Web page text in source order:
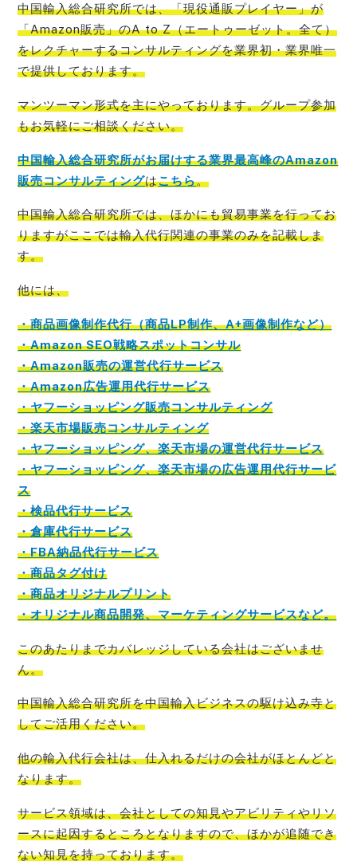
中国輸入総合研究所では、「現役通販プレイヤー」が
「Amazon販売」のA to Z（エートゥーゼット。全て）
をレクチャーするコンサルティングを業界初・業界唯一
で提供しております。
マンツーマン形式を主にやっております。グループ参加
もお気軽にご相談ください。
中国輸入総合研究所がお届けする業界最高峰のAmazon
販売コンサルティングはこちら。
中国輸入総合研究所では、ほかにも貿易事業を行ってお
りますがここでは輸入代行関連の事業のみを記載しま
す。
他には、
・商品画像制作代行（商品LP制作、A+画像制作など）
・Amazon SEO戦略スポットコンサル
・Amazon販売の運営代行サービス
・Amazon広告運用代行サービス
・ヤフーショッピング販売コンサルティング
・楽天市場販売コンサルティング
・ヤフーショッピング、楽天市場の運営代行サービス
・ヤフーショッピング、楽天市場の広告運用代行サービ
ス
・検品代行サービス
・倉庫代行サービス
・FBA納品代行サービス
・商品タグ付け
・商品オリジナルプリント
・オリジナル商品開発、マーケティングサービスなど。
このあたりまでカバレッジしている会社はございませ
ん。
中国輸入総合研究所を中国輸入ビジネスの駆け込み寺と
してご活用ください。
他の輸入代行会社は、仕入れるだけの会社がほとんどと
なります。
サービス領域は、会社としての知見やアビリティやリソ
ースに起因するところとなりますので、ほかが追随でき
ない知見を持っております。